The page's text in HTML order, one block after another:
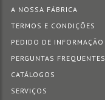
A NOSSA FÁBRICA
TERMOS E CONDIÇÕES
PEDIDO DE INFORMAÇÃO
PERGUNTAS FREQUENTES
CATÁLOGOS
SERVIÇOS